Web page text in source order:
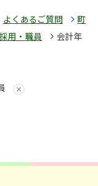
よくあるご質問
町
用・職員
会計年